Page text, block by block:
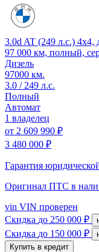
3.0d AT (249 л.с.) 4x4,
97 000 км, полный,
Дизель
97000 км.
3.0 / 249 л.с.
Полный
Автомат
1 владелец
от 2 609 990 ₽
3 480 000 ₽
Гарантия
Оригинал ПТС в
vin VIN проверен
Скидка до 250 000 ₽
Скидка до 150 000 ₽
Купить в кредит